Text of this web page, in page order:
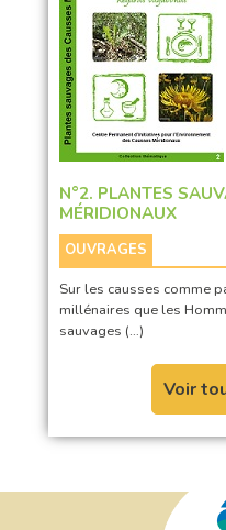
N°2. PLANTES
MÉRIDIONAUX
OUVRAGES
Sur les causses comme
millénaires que les
sauvages (…)
Voir